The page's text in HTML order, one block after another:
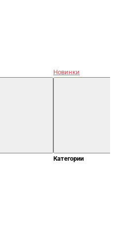
Новинки
Категории